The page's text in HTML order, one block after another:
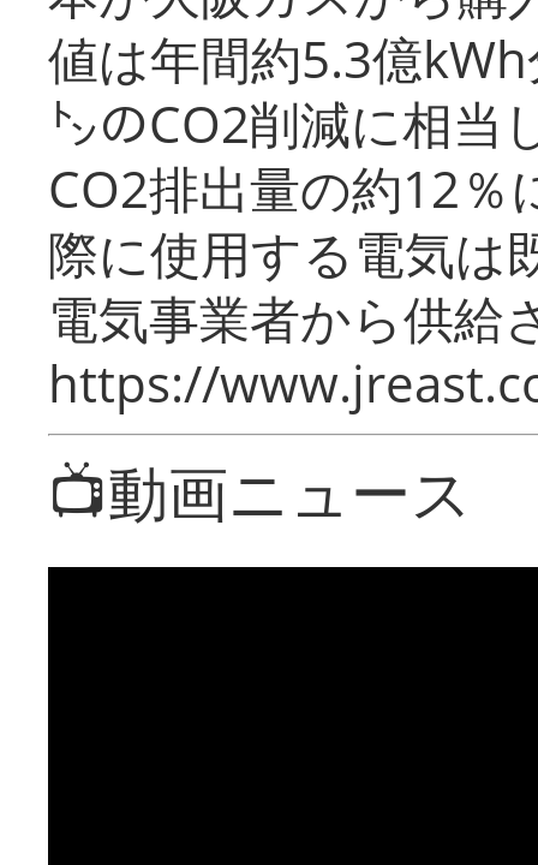
値は年間約5.3億
㌧のCO2削減に相当
CO2排出量の約12％
際に使用する電気は
電気事業者から供給
https://
📺動画ニュース